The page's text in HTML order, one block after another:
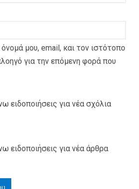
μου, email, και τον ιστότοπο
για την επόμενη φορά που
ειδοποιήσεις για νέα σχόλια
ειδοποιήσεις για νέα άρθρα